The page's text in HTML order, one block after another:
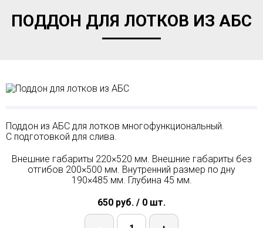
ПОДДОН ДЛЯ ЛОТКОВ ИЗ АБС
Поддон из АБС для лотков многофункциональный.
С подготовкой для слива.
Внешние габариты 220×520 мм. Внешние габариты без
отгибов 200×500 мм. Внутренний размер по дну
190×485 мм. Глубина 45 мм.
650 руб. / 0 шт.